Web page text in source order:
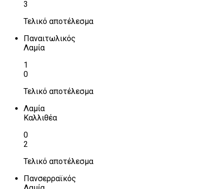
3
Τελικό αποτέλεσμα
Παναιτωλικός
Λαμία
1
0
Τελικό αποτέλεσμα
Λαμία
Καλλιθέα
0
2
Τελικό αποτέλεσμα
Πανσερραϊκός